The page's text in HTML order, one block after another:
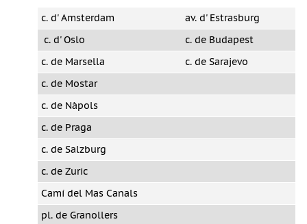
c. d' Amsterdam
av. d' Estrasburg
c. d' Oslo
c. de Budapest
c. de Marsella
c. de Sarajevo
c. de Mostar
c. de Nàpols
c. de Praga
c. de Salzburg
c. de Zuric
Camí del Mas Canals
pl. de Granollers